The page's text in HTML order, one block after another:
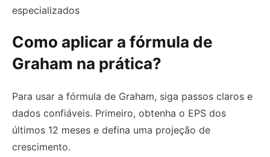
especializados
Como aplicar a fórmula de
Graham na prática?
Para usar a fórmula de Graham, siga passos claros e
dados confiáveis. Primeiro, obtenha o EPS dos
últimos 12 meses e defina uma projeção de
crescimento.